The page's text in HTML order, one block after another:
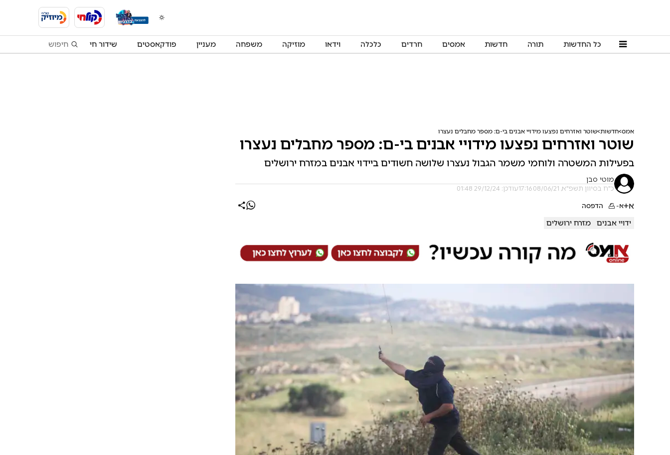
כל החדשות תורה חדשות אמסים חרדים כלכלה וידאו מוזיקה משפחה מעניין פודקאסטים שידור חי
אמס חדשות שוטר ואזרחים נפצעו מידויי אבנים בי-ם: מספר מחבלים נעצרו
שוטר ואזרחים נפצעו מידויי אבנים בי-ם: מספר מחבלים נעצרו
בפעילות המשטרה ולוחמי משמר הגבול נעצרו שלושה חשודים ביידוי אבנים במזרח ירושלים
מוטי סבן
כ"ח בסיוון תשפ"א, 08/06/21 17:16 עודכן: 29/12/24 01:48
א+א- הדפסה
ידויי אבנים מזרח ירושלים